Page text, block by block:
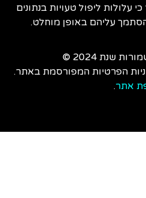
עלולות ליפול טעויות בנתונים
עליהם באופן מוחלט.
שנת 2024 ©
הפרטיות המפורסמת באתר.
אתר.